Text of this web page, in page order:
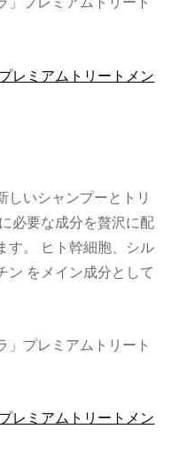
レミアムトリートメン
しいシャンプーとトリ
必要な成分を贅沢に配
す。 ヒト幹細胞、シル
ン をメイン成分として
」プレミアムトリート
レミアムトリートメン